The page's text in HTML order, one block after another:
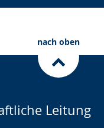
nach oben
Leitung